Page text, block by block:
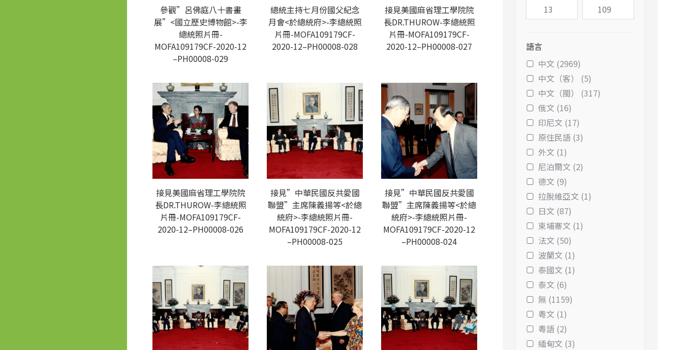
參觀”呂佛庭八十書畫
展”<國立歷史博物館>-李
總統照片冊-
MOFA109179CF-2020-12
–PH00008-029
總統主持七月份國父紀念
月會<於總統府>-李總統照
片冊-MOFA109179CF-
2020-12–PH00008-028
接見美國麻省理工學院院
長DR.THUROW-李總統照
片冊-MOFA109179CF-
2020-12–PH00008-027
接見美國麻省理工學院院
長DR.THUROW-李總統照
片冊-MOFA109179CF-
2020-12–PH00008-026
接見”中華民國反共愛國
聯盟”主席陳義揚等<於總
統府>-李總統照片冊-
MOFA109179CF-2020-12
–PH00008-025
接見”中華民國反共愛國
聯盟”主席陳義揚等<於總
統府>-李總統照片冊-
MOFA109179CF-2020-12
–PH00008-024
語言
中文 (2969)
中文（客） (5)
中文（閩） (317)
俄文 (16)
印尼文 (17)
原住民語 (3)
外文 (1)
尼泊爾文 (2)
德文 (9)
拉脫維亞文 (1)
日文 (87)
柬埔寨文 (1)
法文 (50)
波蘭文 (1)
泰國文 (1)
泰文 (6)
無 (1159)
粵文 (1)
粵語 (2)
緬甸文 (3)